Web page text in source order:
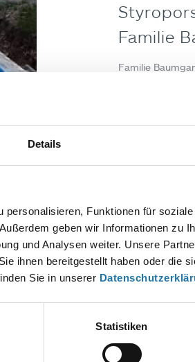
Details
Funktionen für
geben wir Informationen zu
und Analysen weiter. Unsere
ihnen bereitgestellt haben oder die
Sie in unserer
Statistiken
Familie
Familie
eingebaut.
einen kurzen
gewohnt
erst als aus